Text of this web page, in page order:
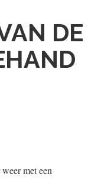
DE
met een